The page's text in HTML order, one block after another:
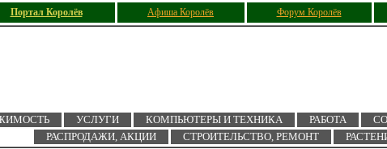
Портал Королёв Афиша Королёв Форум Королёв
УСЛУГИ КОМПЬЮТЕРЫ И ТЕХНИКА РАБОТА
РАСПРОДАЖИ, АКЦИИ
СТРОИТЕЛЬСТВО, РЕМОНТ